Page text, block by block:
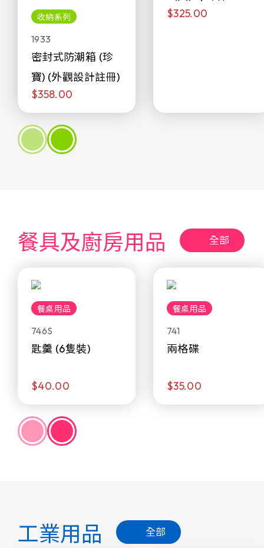
收納系列
1933
密封式防潮箱 (珍
寶) (外觀設計註冊)
$358.00
侖)
$325.00
餐具及廚房用品 全部
餐桌用品
746S
匙羹 (6隻裝)
$40.00
餐桌用品
741
兩格碟
$35.00
工業用品 全部